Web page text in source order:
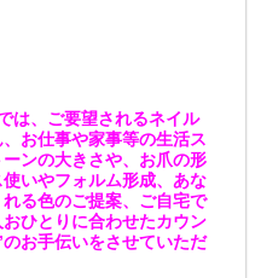
は、ご要望されるネイル
お仕事や家事等の生活ス
ンの大きさや、お爪の形
いやフォルム形成、あな
る色のご提案、ご自宅で
ひとりに合わせたカウン
お手伝いをさせていただ